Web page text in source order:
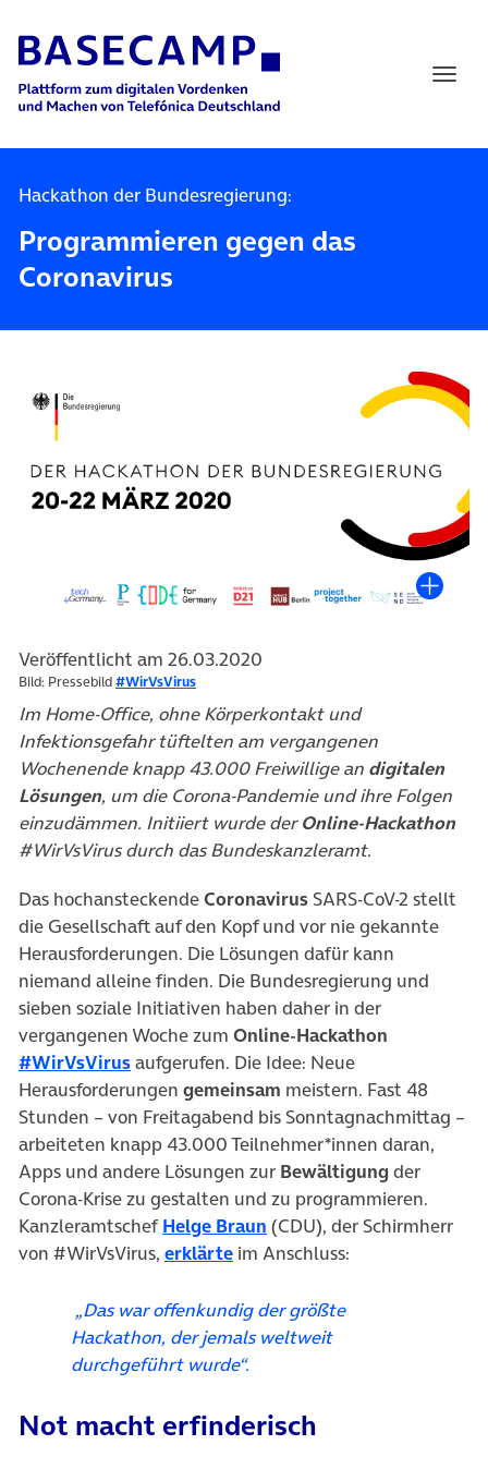
Main Navigation
Hackathon der Bundesregierung:
Programmieren gegen das
Coronavirus
Veröffentlicht am 26.03.2020
Bild: Pressebild#WirVsVirus
Im Home-Office, ohne Körperkontakt und
Infektionsgefahr tüftelten am vergangenen
Wochenende knapp 43.000 Freiwillige an digitalen
Lösungen, um die Corona-Pandemie und ihre Folgen
einzudämmen. Initiiert wurde derOnline-Hackathon
#WirVsVirus durch das Bundeskanzleramt.
Das hochansteckendeCoronavirus SARS-CoV-2 stellt
die Gesellschaft auf den Kopf und vor nie gekannte
Herausforderungen. Die Lösungen dafür kann
niemand alleine finden. Die Bundesregierung und
sieben soziale Initiativen haben daher in der
vergangenen Woche zum Online-Hackathon
#WirVsVirus(öffnet in neuem Tab)
aufgerufen. Die Idee: Neue
Herausforderungen gemeinsam meistern. Fast 48
Stunden – von Freitagabend bis Sonntagnachmittag –
arbeiteten knapp 43.000 Teilnehmer*innen daran,
Apps und andere Lösungen zur Bewältigung der
Corona-Krise zu gestalten und zu programmieren.
Kanzleramtschef Helge Braun (öffnet in neuem Tab)
(CDU), der Schirmherr
von #WirVsVirus, erklärte(öffnet in neuem Tab)
im Anschluss:
„Das war offenkundig der größte
Hackathon, der jemals weltweit
durchgeführt wurde“.
Not macht erfinderisch